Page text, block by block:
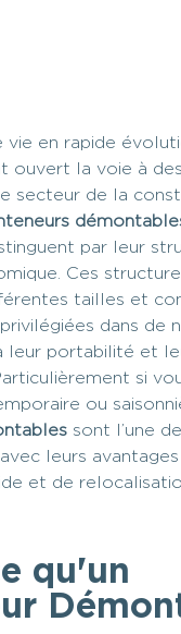
vie en rapide
ouvert la voie à
secteur de la
par leur
Ces
tailles et
dans de
leur portabilité et
si
ou
sont l’une
leurs
et de
qu'un